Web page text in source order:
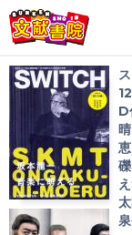
会員登録
ログイン
D